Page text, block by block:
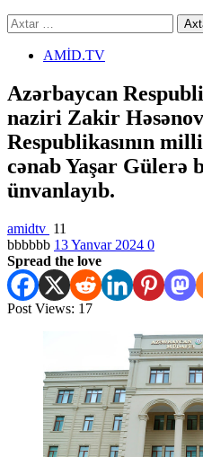
Axtarış:
AMİD.TV
Azərbaycan
naziri Zakir
Respublikasının
cənab Yaşar Gülerə
ünvanlayıb.
amidtv 11
bbbbbb 13 Yanvar 2024 0
Spread the love
Post Views: 17